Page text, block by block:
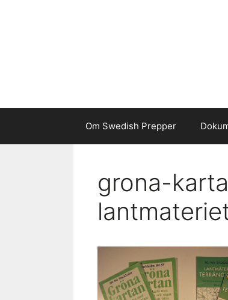
Om Swedish Prepper
grona-